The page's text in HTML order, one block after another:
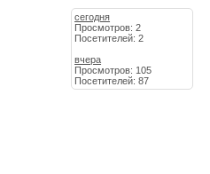
сегодня
Просмотров: 2
Посетителей: 2
вчера
Просмотров: 105
Посетителей: 87